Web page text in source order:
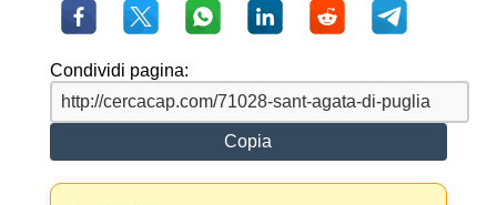
Condividi pagina:
Copia